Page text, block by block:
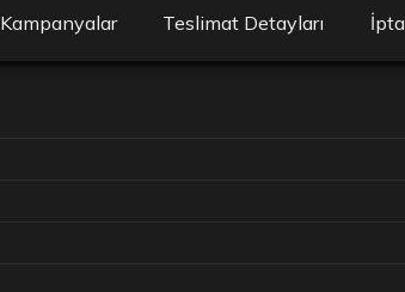
Kampanyalar Teslimat Detayları